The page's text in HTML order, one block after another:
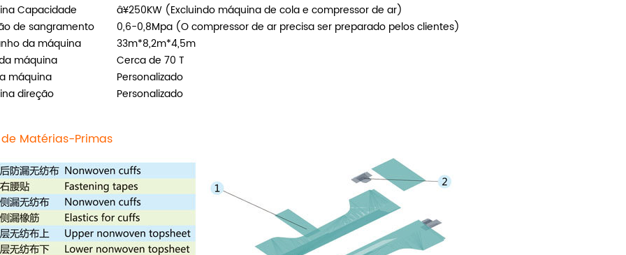
Capacidade
â¥250KW (Excluindo máquina de cola e compressor de ar)
de sangramento
0,6-0,8Mpa (O compressor de ar precisa ser preparado pelos clientes)
da máquina
33m*8,2m*4,5m
máquina
Cerca de 70 T
máquina
Personalizado
direção
Personalizado
Matérias-Primas